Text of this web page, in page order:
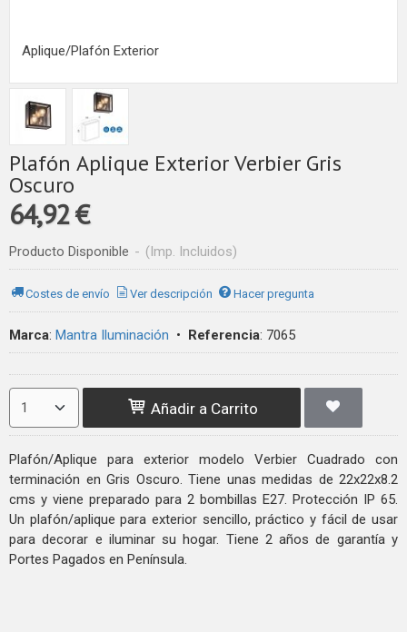
Aplique/Plafón Exterior
Plafón Aplique Exterior Verbier Gris
Oscuro
64,92 €
Producto Disponible - (Imp. Incluidos)
Costes de envío Ver descripción Hacer pregunta
Marca: Mantra Iluminación • Referencia: 7065
Añadir a Carrito
Plafón/Aplique para exterior modelo Verbier Cuadrado con
terminación en Gris Oscuro. Tiene unas medidas de 22x22x8.2
cms y viene preparado para 2 bombillas E27. Protección IP 65.
Un plafón/aplique para exterior sencillo, práctico y fácil de usar
para decorar e iluminar su hogar. Tiene 2 años de garantía y
Portes Pagados en Península.